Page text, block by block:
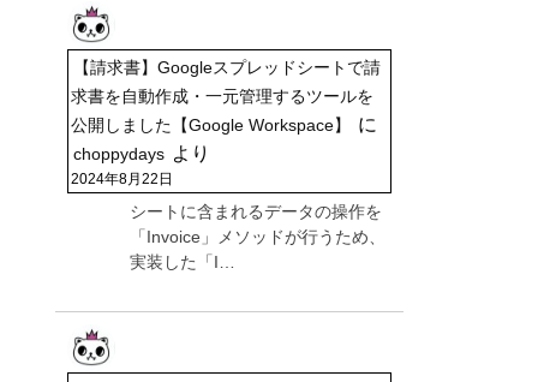
【請求書】Googleスプレッドシートで請
求書を自動作成・一元管理するツールを
公開しました【Google Workspace】
に
choppydays より
2024年8月22日
シートに含まれるデータの操作を
「Invoice」メソッドが行うため、
実装した「I…